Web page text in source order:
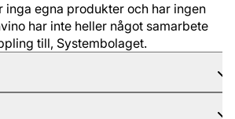
inga egna produkter och har ingen
har inte heller något samarbete
till, Systembolaget.